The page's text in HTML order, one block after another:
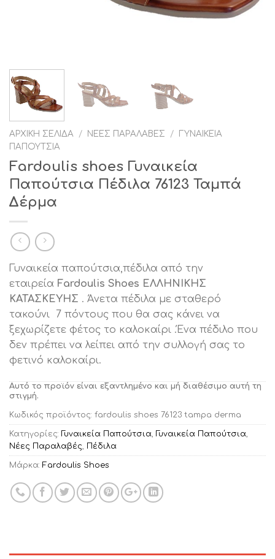
ΑΡΧΙΚΉ ΣΕΛΊΔΑ / ΝΈΕΣ ΠΑΡΑΛΑΒΈΣ /
ΓΥΝΑΙΚΕΊΑ
ΠΑΠΟΎΤΣΙΑ
Fardoulis shoes Γυναικεία
Παπούτσια Πέδιλα 76123 Ταμπά
Δέρμα
Γυναικεία παπούτσια,πέδιλα από την
εταιρεία Fardoulis Shoes ΕΛΛΗΝΙΚΗΣ
ΚΑΤΑΣΚΕΥΗΣ . Άνετα πέδιλα με σταθερό
τακούνι 7 πόντους που θα σας κάνει να
ξεχωρίζετε φέτος το καλοκαίρι .Ένα πέδιλο που
δεν πρέπει να λείπει από την συλλογή σας το
φετινό καλοκαίρι.
Αυτό το προϊόν είναι εξαντλημένο και μή διαθέσιμο αυτή τη
στιγμή.
Κωδικός προϊόντος: fardoulis shoes 76123 tampa derma
Κατηγορίες: Γυναικεία Παπούτσια, Γυναικεία Παπούτσια,
Νέες Παραλαβές, Πέδιλα
Μάρκα: Fardoulis Shoes